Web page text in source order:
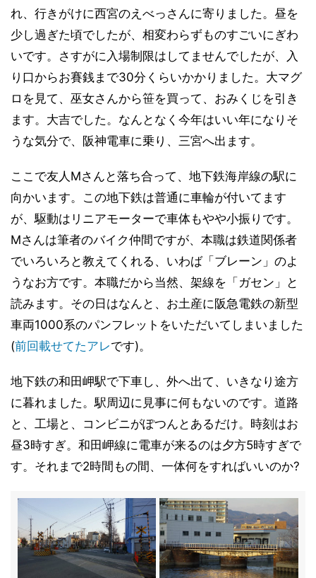
れ、行きがけに西宮のえべっさんに寄りました。昼を
少し過ぎた頃でしたが、相変わらずものすごいにぎわ
いです。さすがに入場制限はしてませんでしたが、入
り口からお賽銭まで30分くらいかかりました。大マグ
ロを見て、巫女さんから笹を買って、おみくじを引き
ます。大吉でした。なんとなく今年はいい年になりそ
うな気分で、阪神電車に乗り、三宮へ出ます。
ここで友人Mさんと落ち合って、地下鉄海岸線の駅に
向かいます。この地下鉄は普通に車輪が付いてます
が、駆動はリニアモーターで車体もやや小振りです。
Mさんは筆者のバイク仲間ですが、本職は鉄道関係者
でいろいろと教えてくれる、いわば「ブレーン」のよ
うなお方です。本職だから当然、架線を「ガセン」と
読みます。その日はなんと、お土産に阪急電鉄の新型
車両1000系のパンフレットをいただいてしまいました
(前回載せてたアレです)。
地下鉄の和田岬駅で下車し、外へ出て、いきなり途方
に暮れました。駅周辺に見事に何もないのです。道路
と、工場と、コンビニがぽつんとあるだけ。時刻はお
昼3時すぎ。和田岬線に電車が来るのは夕方5時すぎで
す。それまで2時間もの間、一体何をすればいいのか?